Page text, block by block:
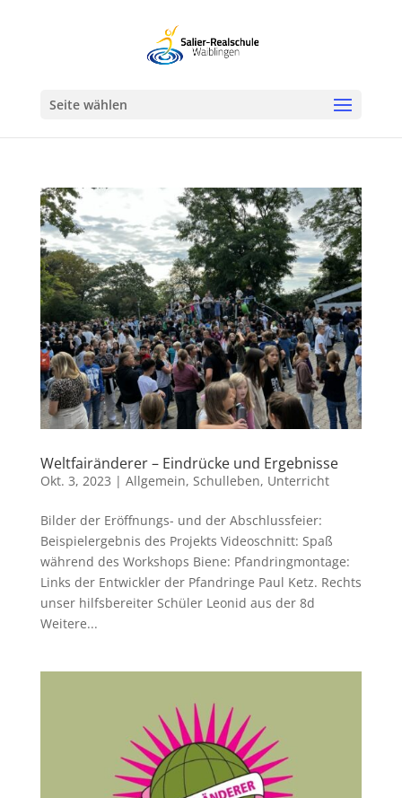
Seite wählen
Weltfairänderer – Eindrücke und Ergebnisse
Okt. 3, 2023 | Allgemein, Schulleben, Unterricht
Bilder der Eröffnungs- und der Abschlussfeier:
Beispielergebnis des Projekts Videoschnitt: Spaß
während des Workshops Biene: Pfandringmontage:
Links der Entwickler der Pfandringe Paul Ketz. Rechts
unser hilfsbereiter Schüler Leonid aus der 8d
Weitere...